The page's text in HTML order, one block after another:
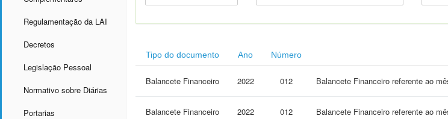
Regulamentação da LAI
Decretos
Legislação Pessoal
Normativo sobre Diárias
Portarias
Tipo do documento Ano Número
Balancete Financeiro 2022 012 Balancete Financeiro referente ao
Balancete Financeiro 2022 012 Balancete Financeiro referente ao